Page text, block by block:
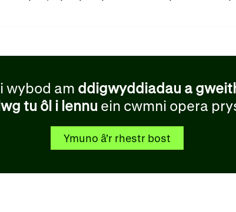
wybod am ddigwyddiadau a
tu ôl i lennu ein cwmni opera
Ymuno â'r rhestr bost